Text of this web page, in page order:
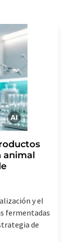
animal
y el
fermentadas
de